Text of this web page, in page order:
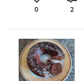
0 2